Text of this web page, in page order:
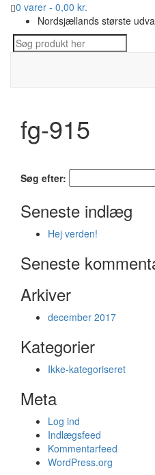
0 varer - 0,00 kr.
Nordsjællands største
fg-915
Søg efter:
Seneste indlæg
Hej verden!
Seneste
Arkiver
december 2017
Kategorier
Ikke-kategoriseret
Meta
Log ind
Indlægsfeed
Kommentarfeed
WordPress.org